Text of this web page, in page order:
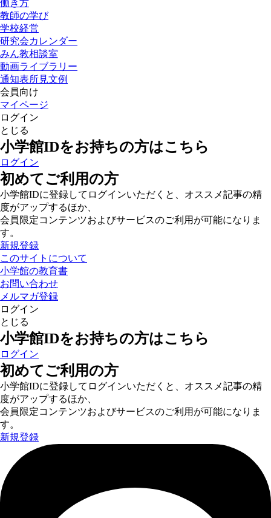
働き方
教師の学び
学校経営
研究会カレンダー
みん教相談室
動画ライブラリー
通知表所見文例
会員向け
マイページ
ログイン
とじる
小学館IDをお持ちの方はこちら
ログイン
初めてご利用の方
小学館IDに登録してログインいただくと、オススメ記事の精
度がアップするほか、
会員限定コンテンツおよびサービスのご利用が可能になりま
す。
新規登録
このサイトについて
小学館の教育書
お問い合わせ
メルマガ登録
ログイン
とじる
小学館IDをお持ちの方はこちら
ログイン
初めてご利用の方
小学館IDに登録してログインいただくと、オススメ記事の精
度がアップするほか、
会員限定コンテンツおよびサービスのご利用が可能になりま
す。
新規登録